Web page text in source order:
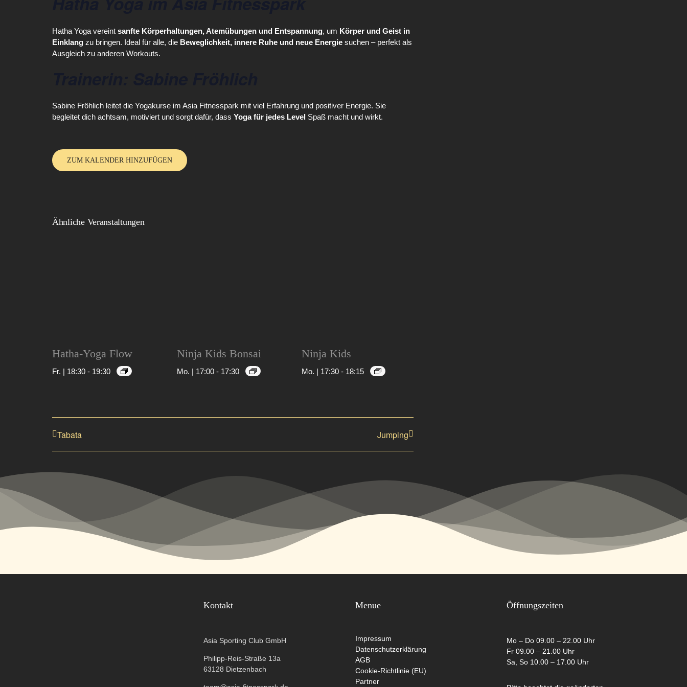
Hatha Yoga vereint sanfte Körperhaltungen, Atemübungen und Entspannung, um Körper und Geist in
Einklang zu bringen. Ideal für alle, die Beweglichkeit, innere Ruhe und neue Energie suchen – perfekt als
Ausgleich zu anderen Workouts.
Sabine Fröhlich leitet die Yogakurse im Asia Fitnesspark mit viel Erfahrung und positiver Energie. Sie
begleitet dich achtsam, motiviert und sorgt dafür, dass Yoga für jedes Level Spaß macht und wirkt.
ZUM KALENDER HINZUFÜGEN
Ähnliche Veranstaltungen
Hatha-Yoga Flow
Fr. | 18:30 - 19:30
Ninja Kids Bonsai
Mo. | 17:00 - 17:30
Ninja Kids
Mo. | 17:30 - 18:15
Tabata Jumping
Kontakt
Asia Sporting Club GmbH
Philipp-Reis-Straße 13a
63128 Dietzenbach
Menue
Impressum
Datenschutzerklärung
AGB
Cookie-Richtlinie (EU)
Partner
Öffnungszeiten
Mo – Do 09.00 – 22.00 Uhr
Fr 09.00 – 21.00 Uhr
Sa, So 10.00 – 17.00 Uhr